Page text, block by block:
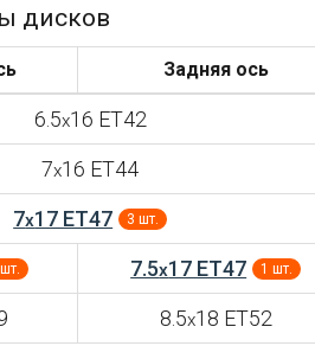
дисков
Задняя ось
6.5x16 ET42
7x16 ET44
7x17 ET47 3 шт.
7.5x17 ET47 1 шт.
8.5x18 ET52